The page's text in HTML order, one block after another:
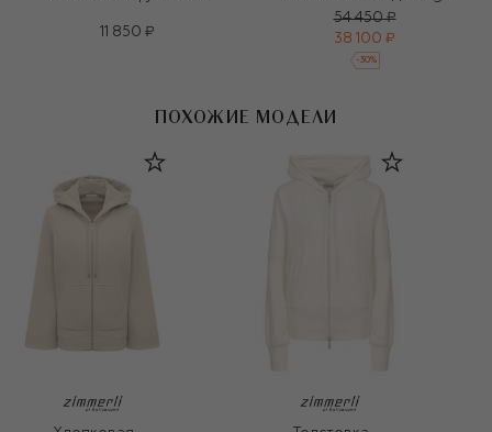
11 850 ₽
54 450 ₽
38 100 ₽
-30%
ПОХОЖИЕ МОДЕЛИ